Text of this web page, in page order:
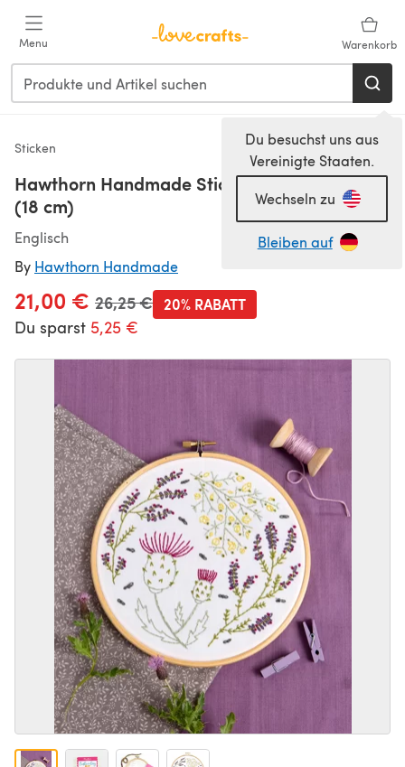
Menu Warenkorb
Du besuchst uns aus
Vereinigte Staaten.
Wechseln zu
Bleiben auf
Sticken
Hawthorn Handmade Stickset Heidekräuter
(18 cm)
Englisch
By Hawthorn Handmade
21,00 € Alter Preis
26,25 €
Du sparst 5,25 €
20% RABATT